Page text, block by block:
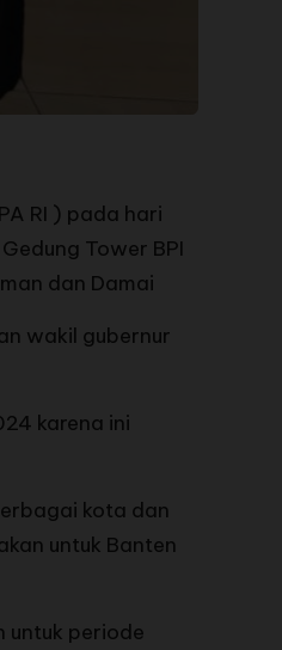
RI ) pada hari
Tower BPI
dan Damai
wakil gubernur
karena ini
kota dan
untuk Banten
untuk periode